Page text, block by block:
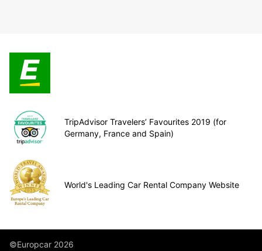
TripAdvisor Travelers’ Favourites 2019 (for
Germany, France and Spain)
World's Leading Car Rental Company Website
©Europcar 2026